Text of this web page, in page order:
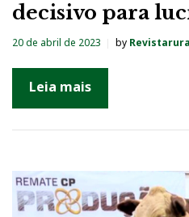
decisivo para
20 de abril de 2023 by
Leia mais